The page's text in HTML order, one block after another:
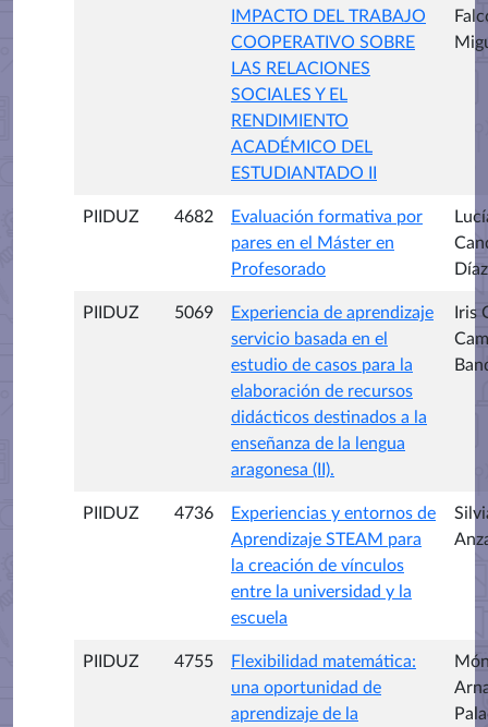
IMPACTO DEL TRABAJO
COOPERATIVO SOBRE
LAS RELACIONES
SOCIALES Y EL
RENDIMIENTO
ACADÉMICO DEL
ESTUDIANTADO II
PIIDUZ 4682
Evaluación formativa por
pares en el Máster en
Profesorado
PIIDUZ 5069
Experiencia de aprendizaje
servicio basada en el
estudio de casos para la
elaboración de recursos
didácticos destinados a la
enseñanza de la lengua
aragonesa (II).
Iris
PIIDUZ 4736
Experiencias y entornos de
Aprendizaje STEAM para
la creación de vínculos
entre la universidad y la
escuela
PIIDUZ 4755
Flexibilidad matemática:
una oportunidad de
aprendizaje de la